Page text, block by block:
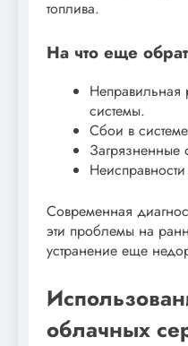
топлива.
На что еще
Неправильная
системы.
Сбои в
Загрязненные
Современная
эти проблемы на
устранение еще
облачных